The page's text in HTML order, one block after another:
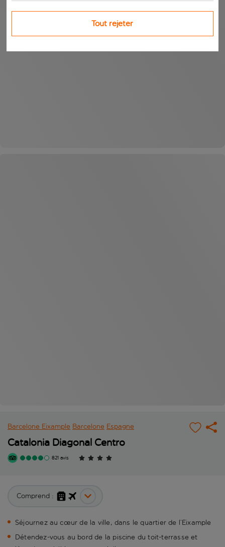
Barcelone Eixample Barcelone Espagne
Catalonia Diagonal Centro
821 avis
Comprend :
Séjournez au cœur de la ville, dans le quartier de l’Eixample
Détendez-vous au bord de la piscine du toit-terrasse et
Tout rejeter